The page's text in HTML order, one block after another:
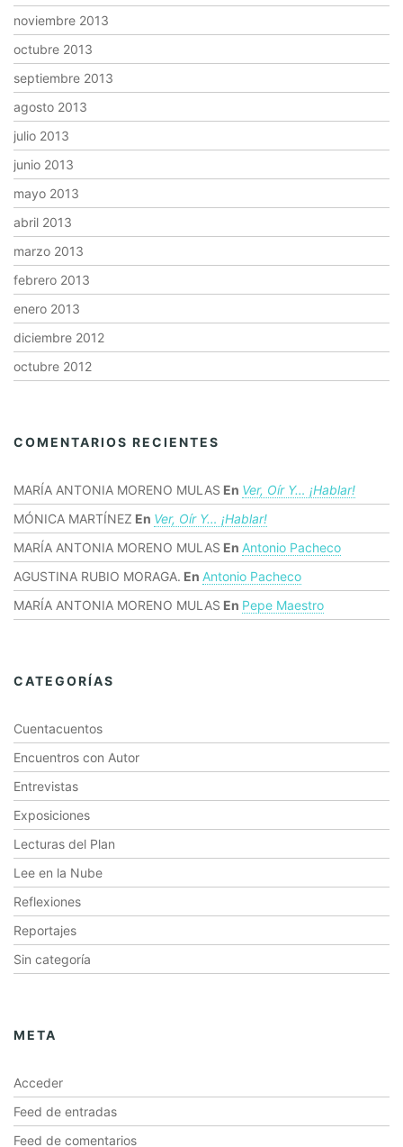
noviembre 2013
octubre 2013
septiembre 2013
agosto 2013
julio 2013
junio 2013
mayo 2013
abril 2013
marzo 2013
febrero 2013
enero 2013
diciembre 2012
octubre 2012
COMENTARIOS RECIENTES
MARÍA ANTONIA MORENO MULAS En Ver, Oír Y… ¡hablar!
MÓNICA MARTÍNEZ En Ver, Oír Y… ¡hablar!
MARÍA ANTONIA MORENO MULAS En Antonio Pacheco
AGUSTINA RUBIO MORAGA. En Antonio Pacheco
MARÍA ANTONIA MORENO MULAS En Pepe Maestro
CATEGORÍAS
Cuentacuentos
Encuentros con Autor
Entrevistas
Exposiciones
Lecturas del Plan
Lee en la Nube
Reflexiones
Reportajes
Sin categoría
META
Acceder
Feed de entradas
Feed de comentarios